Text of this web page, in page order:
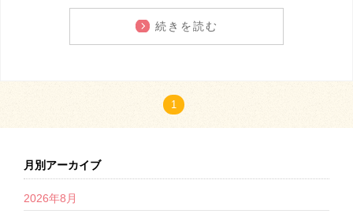
続きを読む
1
月別アーカイブ
2026年8月